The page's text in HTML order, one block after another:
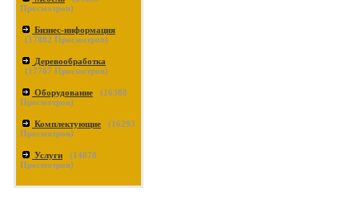
Просмотров)
Бизнес-информация
(17882 Просмотров)
Деревообработка
(17767 Просмотров)
Оборудование (16380
Просмотров)
Комплектующие (16293
Просмотров)
Услуги (14878
Просмотров)